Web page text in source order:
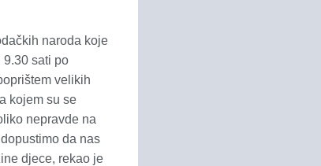
naroda koje
9.30 sati po
velikih
kojem su se
nepravde na
da nas
djece, rekao je